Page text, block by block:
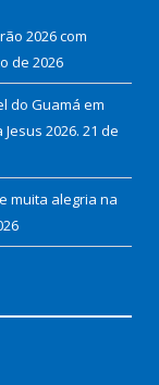
2026 com
de 2026
do Guamá em
2026. 21 de
muita alegria na